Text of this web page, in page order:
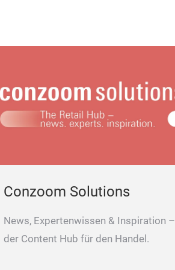
Conzoom Solutions
News, Expertenwissen & Inspiration –
der Content Hub für den Handel.